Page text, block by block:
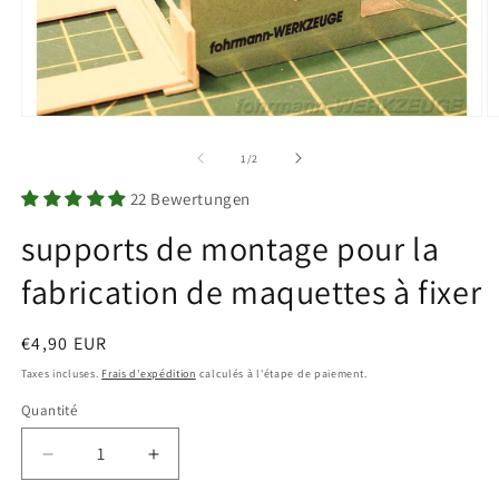
dans
une
modale
1/de2
22 Bewertungen
supports de montage pour la
fabrication de maquettes à fixer
Prix
habituel
€4,90 EUR
Taxes incluses. Frais d'expédition calculés à l'étape de paiement.
Quantité
Quantité
Réduire
Augmenter